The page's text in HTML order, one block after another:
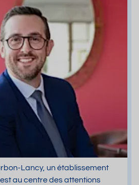
Lancy, un établissement
au centre des attentions